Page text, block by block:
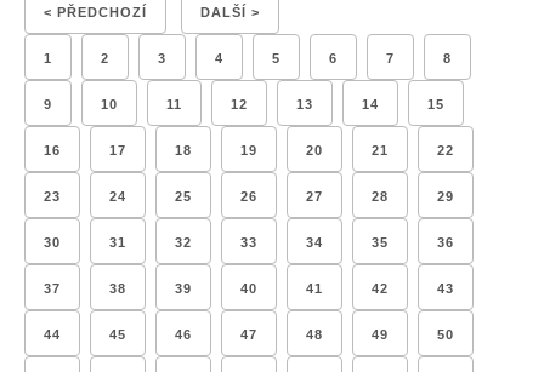
< PŘEDCHOZÍ DALŠÍ >
1 2 3 4 5 6 7 8
9 10 11 12 13 14 15
16 17 18 19 20 21 22
23 24 25 26 27 28 29
30 31 32 33 34 35 36
37 38 39 40 41 42 43
44 45 46 47 48 49 50